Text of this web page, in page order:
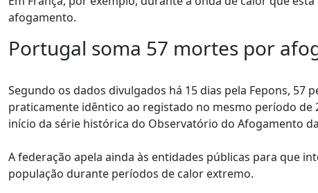
afogamento.
Portugal soma 57 mortes por
Segundo os dados divulgados há 15 dias pela Fepons,
praticamente idêntico ao registado no mesmo período
início da série histórica do Observatório do Afogamento
A federação apela ainda às entidades públicas para que
população durante períodos de calor extremo.